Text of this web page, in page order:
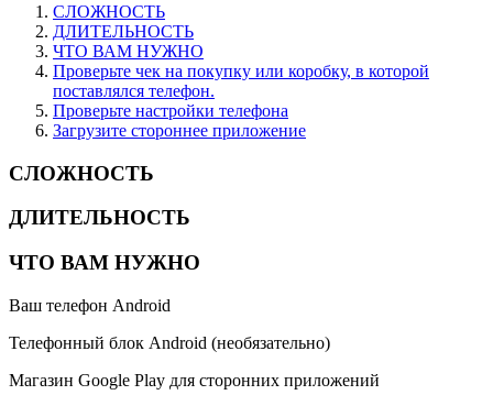
СЛОЖНОСТЬ
ДЛИТЕЛЬНОСТЬ
ЧТО ВАМ НУЖНО
Проверьте чек на покупку или коробку, в которой
поставлялся телефон.
Проверьте настройки телефона
Загрузите стороннее приложение
СЛОЖНОСТЬ
ДЛИТЕЛЬНОСТЬ
ЧТО ВАМ НУЖНО
Ваш телефон Android
Телефонный блок Android (необязательно)
Магазин Google Play для сторонних приложений